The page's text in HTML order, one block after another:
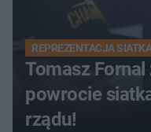
REPREZENTACJA
Tomasz Fornal
powrocie
rządu!